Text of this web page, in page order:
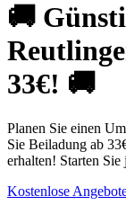
🚚
33€! 🚚
Planen Sie einen
Sie Beiladung ab
erhalten! Starten Sie
Kostenlose